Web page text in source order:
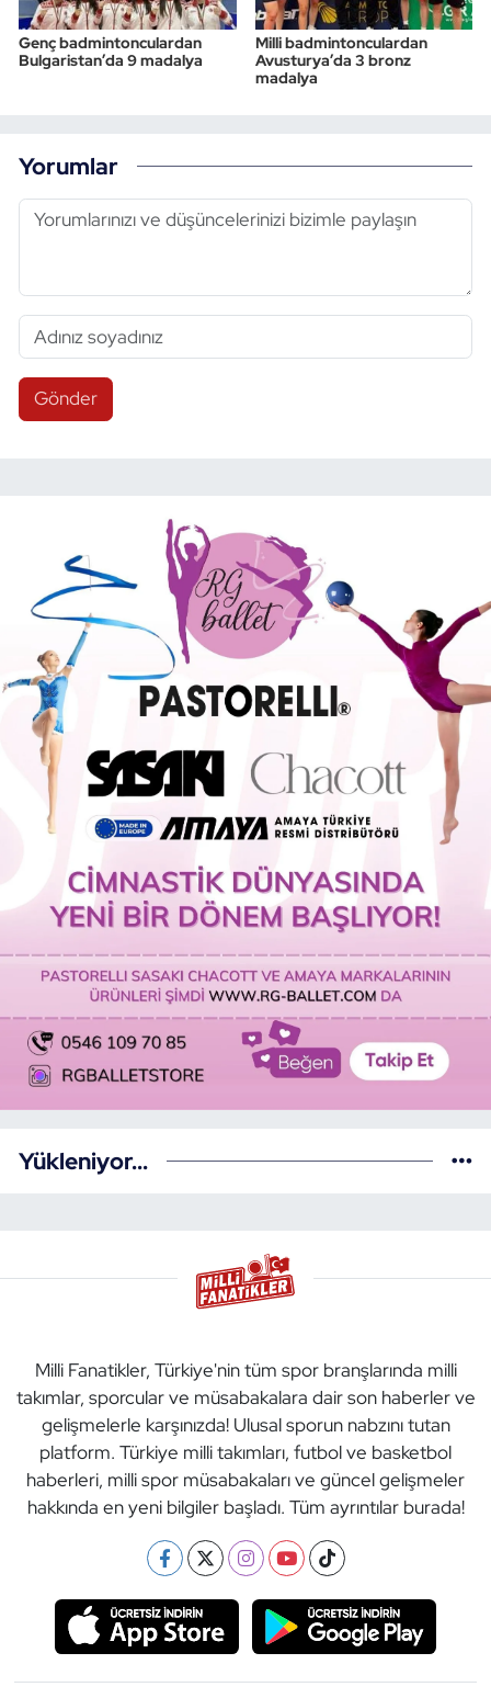
Genç badmintonculardan
Bulgaristan’da 9 madalya
Milli badmintonculardan
Avusturya’da 3 bronz
madalya
Yorumlar
Gönder
Yükleniyor...
Milli Fanatikler, Türkiye'nin tüm spor branşlarında milli
takımlar, sporcular ve müsabakalara dair son haberler ve
gelişmelerle karşınızda! Ulusal sporun nabzını tutan
platform. Türkiye milli takımları, futbol ve basketbol
haberleri, milli spor müsabakaları ve güncel gelişmeler
hakkında en yeni bilgiler başladı. Tüm ayrıntılar burada!